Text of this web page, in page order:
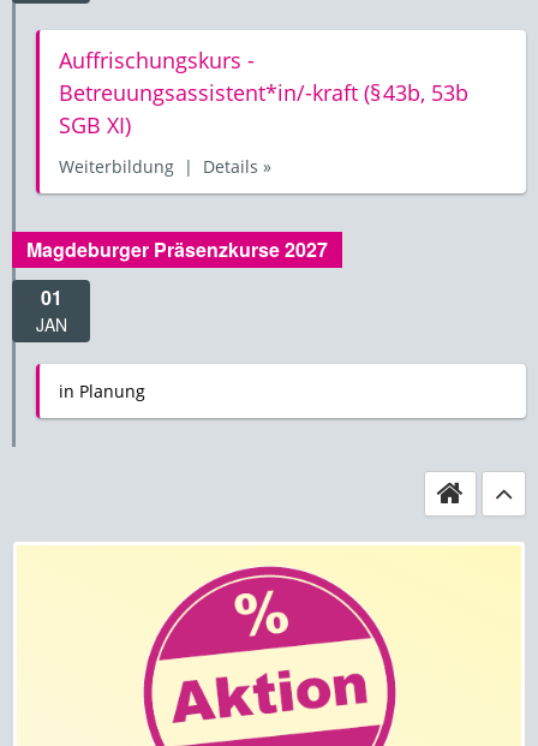
Auffrischungskurs -
Betreuungsassistent*in/-kraft (§ 43b, 53b
SGB XI)
Weiterbildung | Details »
Magdeburger Präsenzkurse 2027
01
JAN
in Planung